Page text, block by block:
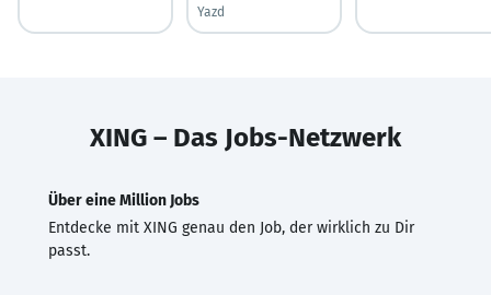
Yazd
XING – Das Jobs-Netzwerk
Über eine Million Jobs
Entdecke mit XING genau den Job, der wirklich zu Dir
passt.